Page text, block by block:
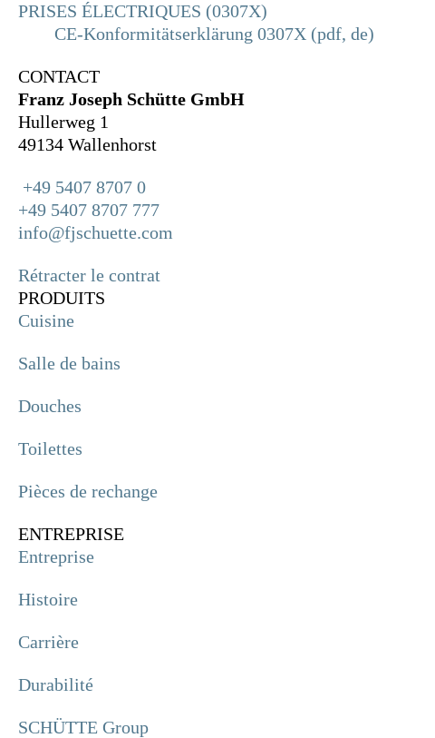
PRISES ÉLECTRIQUES (0307X)
CE-Konformitätserklärung 0307X (pdf, de)
CONTACT
Franz Joseph Schütte GmbH
Hullerweg 1
49134 Wallenhorst
+49 5407 8707 0
+49 5407 8707 777
info@fjschuette.com
Rétracter le contrat
PRODUITS
Cuisine
Salle de bains
Douches
Toilettes
Pièces de rechange
ENTREPRISE
Entreprise
Histoire
Carrière
Durabilité
SCHÜTTE Group